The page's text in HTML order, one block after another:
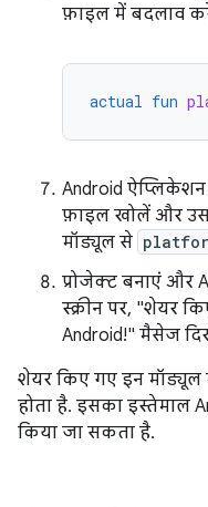
फ़ाइल में बदलाव
actual fun
Android ऐप्लिकेशन
फ़ाइल खोलें और
मॉड्यूल से
प्रोजेक्ट बनाएं और
स्क्रीन पर, "शेयर
Android!" मैसेज
शेयर किए गए इन मॉड्यूल
होता है. इसका इस्तेमाल
किया जा सकता है.